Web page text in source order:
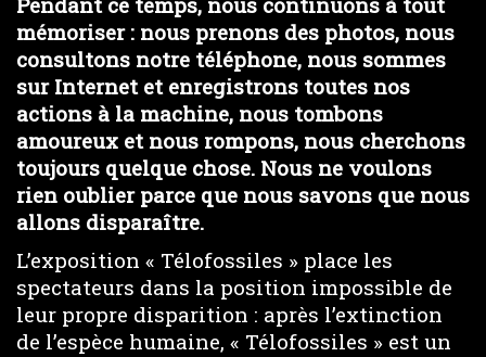
mémoriser : nous prenons des photos, nous
consultons notre téléphone, nous sommes
sur Internet et enregistrons toutes nos
actions à la machine, nous tombons
amoureux et nous rompons, nous cherchons
toujours quelque chose. Nous ne voulons
rien oublier parce que nous savons que nous
allons disparaître.
L’exposition « Télofossiles » place les
spectateurs dans la position impossible de
leur propre disparition : après l’extinction
de l’espèce humaine, « Télofossiles » est un